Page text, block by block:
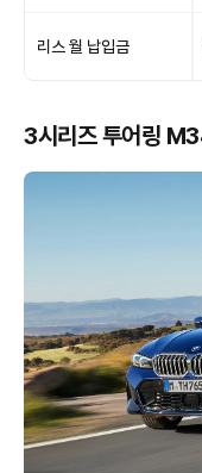
리스 월 납입금
3시리즈 투어링